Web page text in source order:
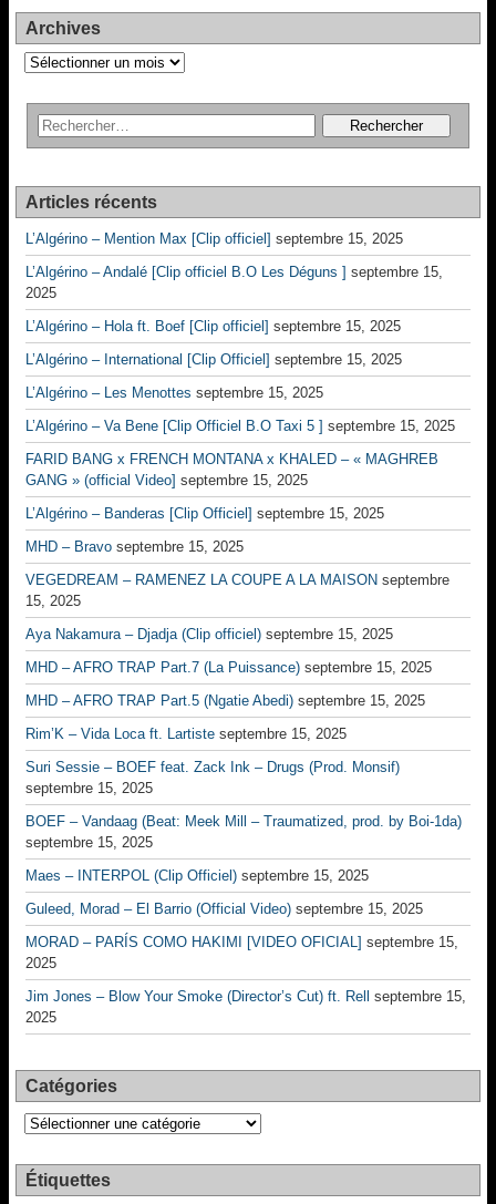
Archives
Archives
Articles récents
L’Algérino – Mention Max [Clip officiel] septembre 15, 2025
L’Algérino – Andalé [Clip officiel B.O Les Déguns ] septembre 15,
2025
L’Algérino – Hola ft. Boef [Clip officiel] septembre 15, 2025
L’Algérino – International [Clip Officiel] septembre 15, 2025
L’Algérino – Les Menottes septembre 15, 2025
L’Algérino – Va Bene [Clip Officiel B.O Taxi 5 ] septembre 15, 2025
FARID BANG x FRENCH MONTANA x KHALED – « MAGHREB
GANG » (official Video] septembre 15, 2025
L’Algérino – Banderas [Clip Officiel] septembre 15, 2025
MHD – Bravo septembre 15, 2025
VEGEDREAM – RAMENEZ LA COUPE A LA MAISON septembre
15, 2025
Aya Nakamura – Djadja (Clip officiel) septembre 15, 2025
MHD – AFRO TRAP Part.7 (La Puissance) septembre 15, 2025
MHD – AFRO TRAP Part.5 (Ngatie Abedi) septembre 15, 2025
Rim’K – Vida Loca ft. Lartiste septembre 15, 2025
Suri Sessie – BOEF feat. Zack Ink – Drugs (Prod. Monsif)
septembre 15, 2025
BOEF – Vandaag (Beat: Meek Mill – Traumatized, prod. by Boi-1da)
septembre 15, 2025
Maes – INTERPOL (Clip Officiel) septembre 15, 2025
Guleed, Morad – El Barrio (Official Video) septembre 15, 2025
MORAD – PARÍS COMO HAKIMI [VIDEO OFICIAL] septembre 15,
2025
Jim Jones – Blow Your Smoke (Director’s Cut) ft. Rell
septembre 15,
2025
Catégories
Catégories
Étiquettes